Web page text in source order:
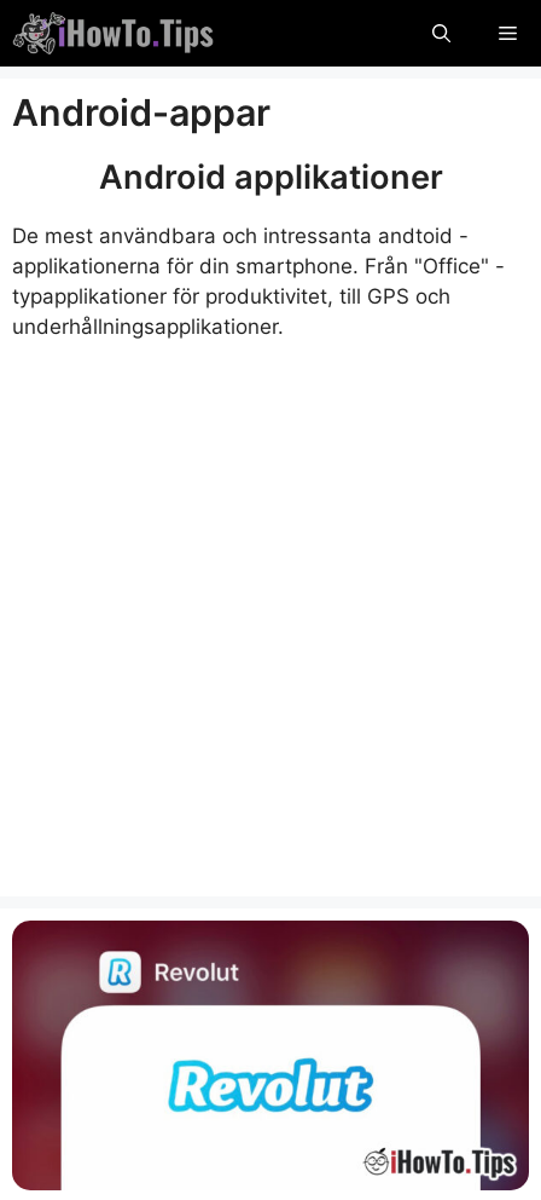
Hoppa
till
innehåll
Android-appar
Android applikationer
De mest användbara och intressanta andtoid -
applikationerna för din smartphone. Från "Office" -
typapplikationer för produktivitet, till GPS och
underhållningsapplikationer.